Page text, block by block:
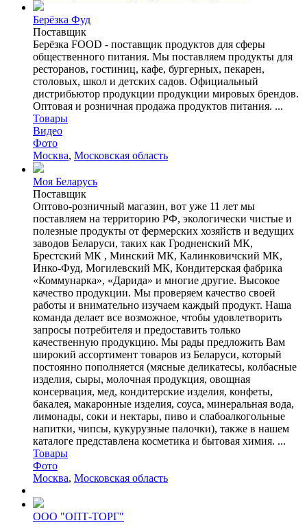
Берёзка Фуд
Поставщик
Берёзка FOOD - поставщик продуктов для сферы
общественного питания. Мы поставляем продукты для
ресторанов, гостиниц, кафе, бургерных, пекарен,
столовых, школ и детских садов. Официальный
дистрибьютор продукции продукции мировых брендов.
Оптовая и розничная продажа продуктов питания. ...
Товары
Видео
Фото
Москва, Московская область
Моя Беларусь
Поставщик
Оптово-розничный магазин, вот уже 11 лет мы
поставляем на территорию РФ, экологически чистые и
полезные продукты от фермерских хозяйств и ведущих
заводов Беларуси, таких как Гродненский МК,
Брестский МК , Минский МК, Калинковичский МК,
Инко-Фуд, Могилевский МК, Кондитерская фабрика
«Коммунарка», «Дарида» и многие другие. Высокое
качество продукции. Мы проверяем качество своей
работы и внимательно изучаем каждый продукт. Наша
команда делает все возможное, чтобы удовлетворить
запросы потребителя и предоставить только
качественную продукцию. Мы рады предложить Вам
широкий ассортимент товаров из Беларуси, который
постоянно пополняется (мясные деликатесы, колбасные
изделия, сыры, молочная продукция, овощная
консервация, мед, кондитерские изделия, конфеты,
бакалея, макаронные изделия, соуса, минеральная вода,
лимонады, соки и нектары, пиво и слабоалкогольные
напитки, чипсы, кукурузные палочки), также в нашем
каталоге представлена косметика и бытовая химия. ...
Товары
Фото
Москва, Московская область
ООО "ОПТ-ТОРГ"